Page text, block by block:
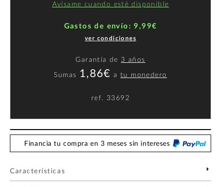
Avísame cuando esté disponible
Gastos de envío: 9,99€
ver condiciones
Garantía de 3 años
Sumas 1,86€ atu monedero
ref. 33692
Financia tu compra en 3 meses sin intereses
Características